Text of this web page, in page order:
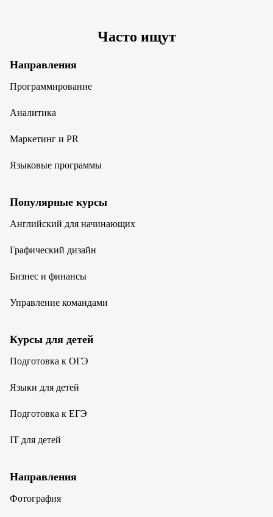
Часто ищут
Направления
Программирование
Аналитика
Маркетинг и PR
Языковые программы
Популярные курсы
Английский для начинающих
Графический дизайн
Бизнес и финансы
Управление командами
Курсы для детей
Подготовка к ОГЭ
Языки для детей
Подготовка к ЕГЭ
IT для детей
Направления
Фотография